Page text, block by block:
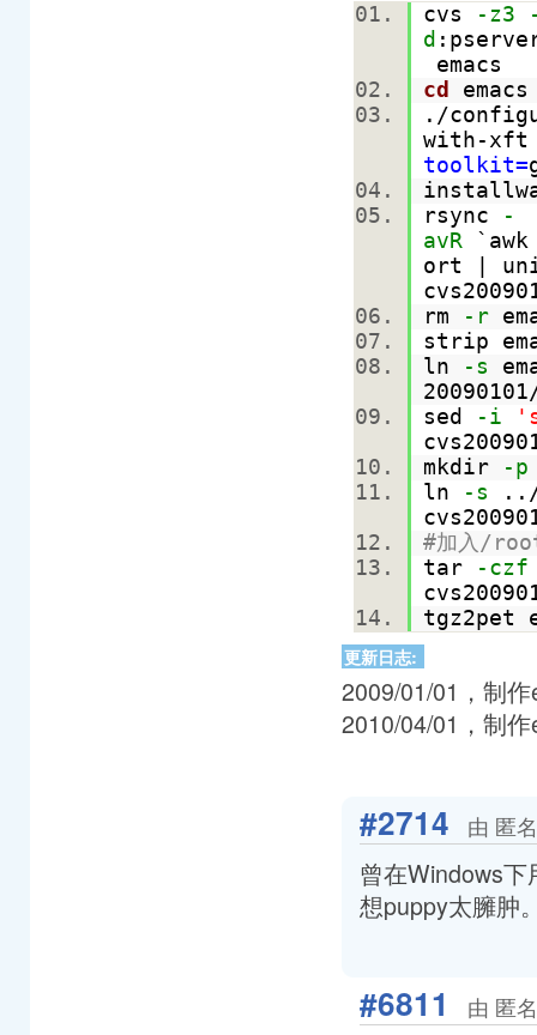
cvs -z3
d
emacs
cd
./
with-xft
toolkit=
rsync -
avR
ort |
rm -r
strip
ln -s
sed
-i
mkdir -p
ln -s
../
#加入/
tar -czf
tgz2pet
更新日志:
2009/01/01，制
2010/04/01，制
#2714 由 匿
曾在Windows
想puppy太臃肿
#6811 由 匿